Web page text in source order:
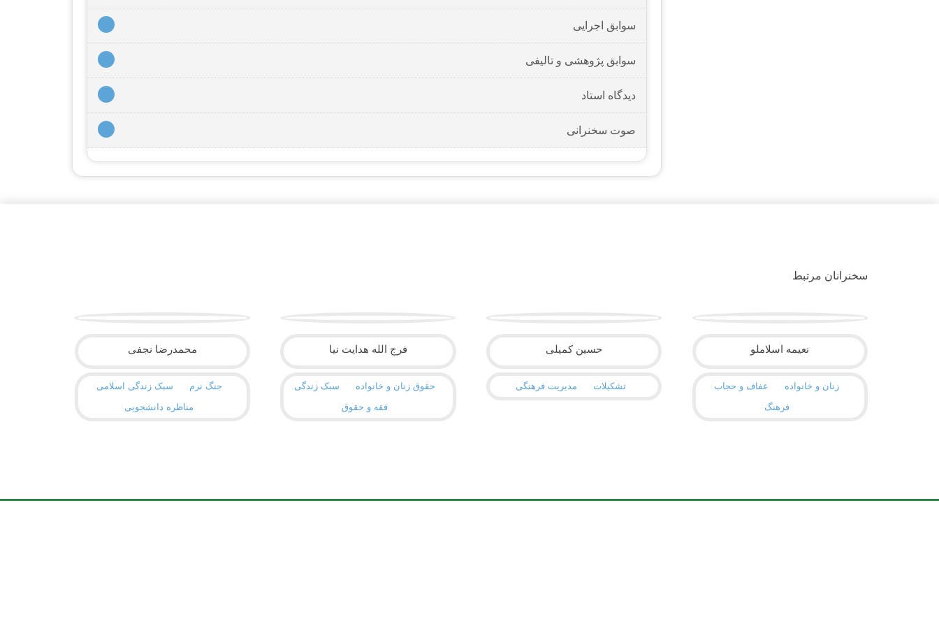
سوابق اجرایی
سوابق پژوهشی و تالیفی
دیدگاه استاد
صوت سخنرانی
سخنرانان مرتبط
نعیمه اسلاملو
زنان و خانواده
عفاف و حجاب
فرهنگ
حسین کمیلی
تشکیلات مدیریت فرهنگی
فرج الله هدایت نیا
حقوق زنان و خانواده
سبک زندگی
فقه و حقوق
محمدرضا نجفی
جنگ نرم
سبک زندگی اسلامی
مناظره دانشجویی